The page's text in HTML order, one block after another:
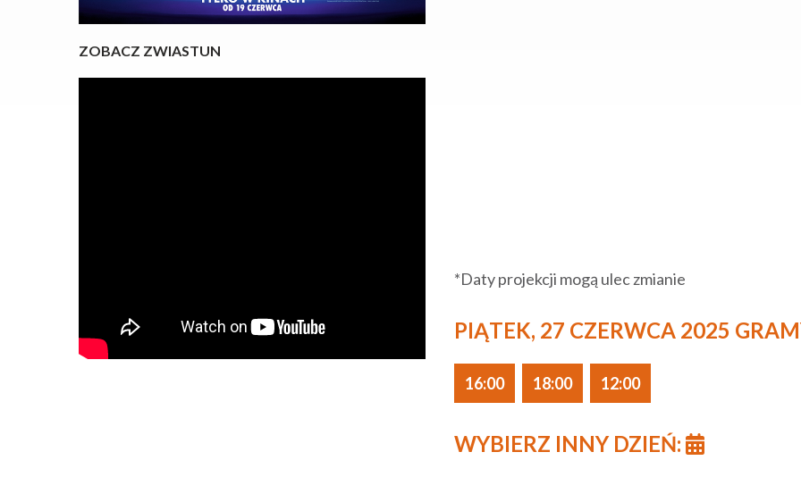
ZOBACZ ZWIASTUN
*Daty projekcji mogą ulec zmianie
PIĄTEK, 27 CZERWCA 2025
16:00 18:00 12:00
WYBIERZ INNY DZIEŃ: